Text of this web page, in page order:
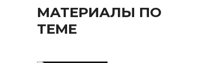
МАТЕРИАЛЫ ПО
ТЕМЕ